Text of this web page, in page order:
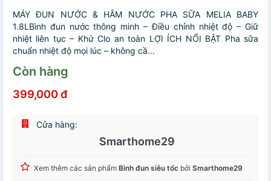
MÁY ĐUN NƯỚC & HÂM NƯỚC PHA SỮA MELIA BABY
1.8LBình đun nước thông minh – Điều chỉnh nhiệt độ – Giữ
nhiệt liên tục – Khử Clo an toàn LỢI ÍCH NỔI BẬT Pha sữa
chuẩn nhiệt độ mọi lúc – không cầ...
Còn hàng
399,000 đ
Cửa hàng:
Smarthome29
Xem thêm các sản phẩm Bình đun siêu tốc bởi Smarthome29